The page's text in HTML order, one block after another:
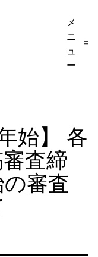
メ
ニ
ュ
ー
始】 各
査締
審査